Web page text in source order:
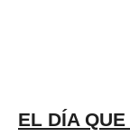
EL DÍA